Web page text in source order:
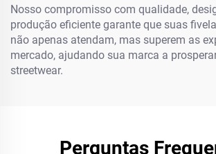
Nosso compromisso com qualidade,
produção eficiente garante que suas
não apenas atendam, mas superem as
mercado, ajudando sua marca a
streetwear.
Perguntas